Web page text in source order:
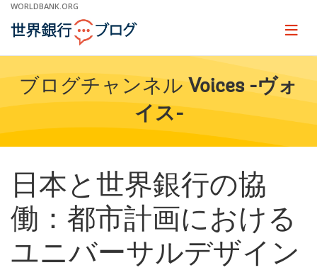
Skip
Main
Navigation
WORLDBANK.ORG
Page
ブログチャンネル Voices -ヴォ
イス-
日本と世界銀行の協
働：都市計画における
ユニバーサルデザイン